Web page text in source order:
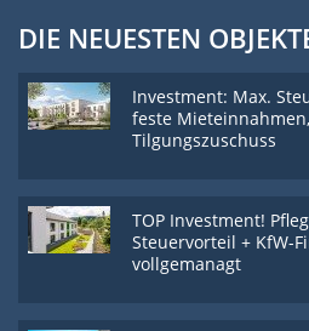
DIE NEUESTEN
Investment: Max.
feste
Tilgungszuschuss
TOP Investment!
Steuervorteil + KfW-
vollgemanagt